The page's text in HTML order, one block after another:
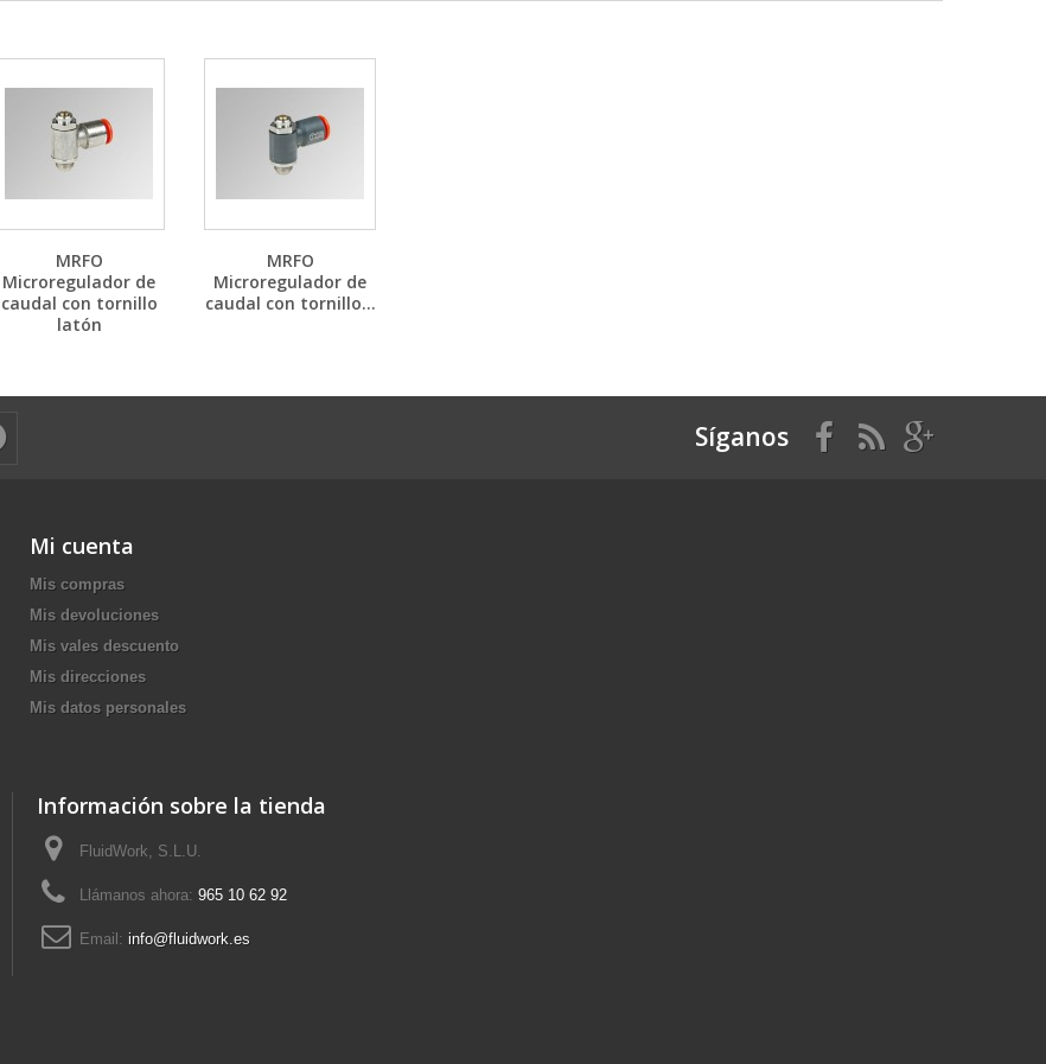
MRFO
Microregulador de
caudal con tornillo
latón
MRFO
Microregulador de
caudal con tornillo...
Síganos
Mi cuenta
Mis compras
Mis devoluciones
Mis vales descuento
Mis direcciones
Mis datos personales
Información sobre la tienda
FluidWork, S.L.U.
Llámanos ahora: 965 10 62 92
Email: info@fluidwork.es